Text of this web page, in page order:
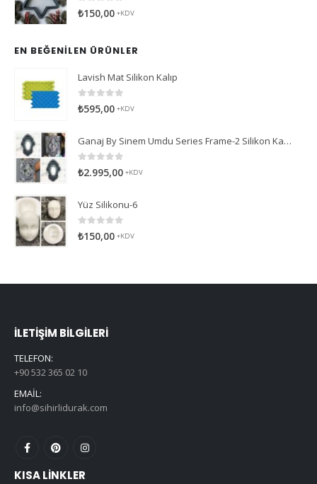
0
₺150,00 +KDV
EN BEĞENILEN ÜRÜNLER
Lavish Mat Silikon Kalıp
05 üzerinden
₺595,00 +KDV
Ganaj By Sinem Umdu Series Frame-2 Silikon Kalıp
0 5 üzerinden
₺2.995,00 +KDV
Yüz Silikonu-6
0 5 üzerinden
₺150,00 +KDV
İLETIŞIM BILGILERI
TELEFON:
+90 532 365 02 10
EMAIL:
info@sihirlidurak.com
KISA LINKLER